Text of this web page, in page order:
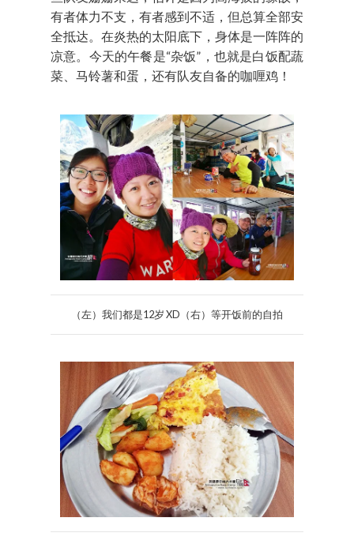
有者体力不支，有者感到不适，但总算全部安
全抵达。在炎热的太阳底下，身体是一阵阵的
凉意。今天的午餐是“杂饭”，也就是白饭配蔬
菜、马铃薯和蛋，还有队友自备的咖喱鸡！
（左）我们都是12岁 XD（右）等开饭前的自拍